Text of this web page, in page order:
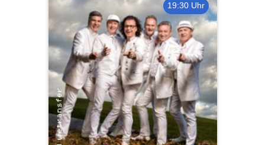
19:30 Uhr